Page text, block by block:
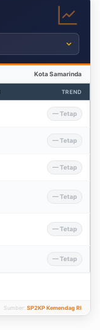
Kota Samarinda
TREND
— Tetap
— Tetap
— Tetap
— Tetap
— Tetap
— Tetap
Sumber: SP2KP Kemendag RI